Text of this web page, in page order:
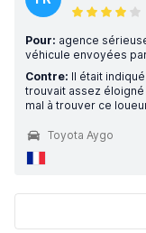
Pour: agence
véhicule envoyées
Contre: Il était
trouvait assez
mal à trouver ce
Toyota Aygo